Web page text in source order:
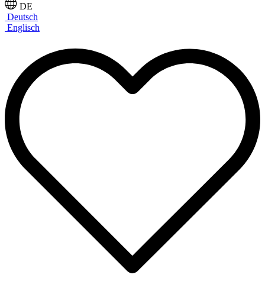
DE
Deutsch
Englisch